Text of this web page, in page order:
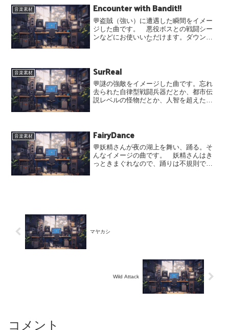
トロ...
音楽素材 Encounter with Bandit!!
💬盗賊（強い）に遭遇した瞬間をイメー
ジした曲です。 悪役ボスとの戦闘シー
ンなどにお使いいただけます。ダウンロ
音楽素材 SurReal
💬謎の強敵をイメージした曲です。忘れ
去られた自律型戦闘兵器だとか、都市伝
説レベルの怪物だとか、人智を超えた存
再生することで自然にル...
音楽素材 FairyDance
💬妖精さんが夜の湖上を舞い、踊る。そ
んなイメージの曲です。 妖精さんはき
っときまぐれなので、踊りは不規則で型
マヤカシ
Wild Attack
コメント